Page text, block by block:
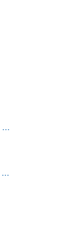
...
...